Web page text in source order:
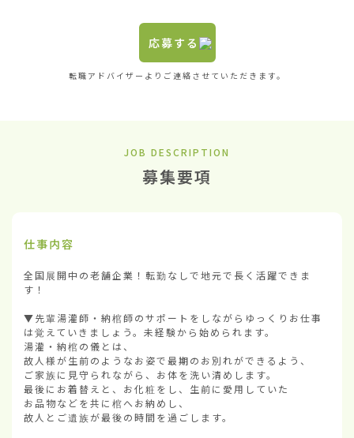
応募する
転職アドバイザーよりご連絡させていただきます。
JOB DESCRIPTION
募集要項
仕事内容
全国展開中の老舗企業！転勤なしで地元で長く活躍できま
す！
▼先輩湯灌師・納棺師のサポートをしながらゆっくりお仕事
は覚えていきましょう。未経験から始められます。
湯灌・納棺の儀とは、
故人様が生前のようなお姿で最期のお別れができるよう、
ご家族に見守られながら、お体を洗い清めします。
最後にお着替えと、お化粧をし、生前に愛用していた
お品物などを共に棺へお納めし、
故人とご遺族が最後の時間を過ごします。